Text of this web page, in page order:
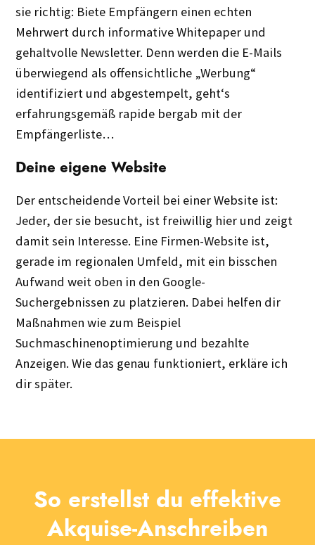
sie richtig: Biete Empfängern einen echten
Mehrwert durch informative Whitepaper und
gehaltvolle Newsletter. Denn werden die E-Mails
überwiegend als offensichtliche „Werbung“
identifiziert und abgestempelt, geht‘s
erfahrungsgemäß rapide bergab mit der
Empfängerliste…
Deine eigene Website
Der entscheidende Vorteil bei einer Website ist:
Jeder, der sie besucht, ist freiwillig hier und zeigt
damit sein Interesse. Eine Firmen-Website ist,
gerade im regionalen Umfeld, mit ein bisschen
Aufwand weit oben in den Google-
Suchergebnissen zu platzieren. Dabei helfen dir
Maßnahmen wie zum Beispiel
Suchmaschinenoptimierung und bezahlte
Anzeigen. Wie das genau funktioniert, erkläre ich
dir später.
So erstellst du effektive
Akquise-Anschreiben